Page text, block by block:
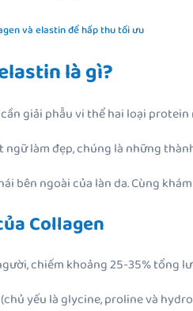
và elastin để hấp thu tối ưu
là gì?
giải phẫu vi thể hai loại protein
làm đẹp, chúng là những
bên ngoài của làn da. Cùng
Collagen
chiếm khoảng 25-35% tổng
yếu là glycine, proline và